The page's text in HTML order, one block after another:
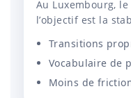
Au Luxembourg,
l’objectif est la
Transitions
Vocabulaire de
Moins de